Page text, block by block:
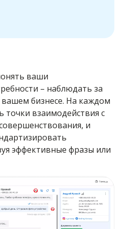
ваши
– наблюдать за
бизнесе. На каждом
точки взаимодействия с
и
эффективные фразы или